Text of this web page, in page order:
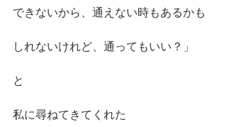
できないから、通えない時もあるかも
しれないけれど、通ってもいい？」
と
私に尋ねてきてくれた